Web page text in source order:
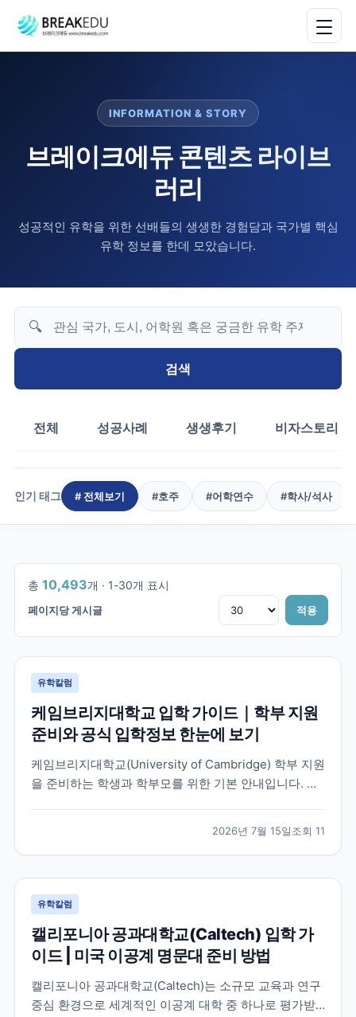
INFORMATION & STORY
브레이크에듀 콘텐츠 라이브
러리
성공적인 유학을 위한 선배들의 생생한 경험담과 국가별 핵심
유학 정보를 한데 모았습니다.
🔍
검색
전체 성공사례 생생후기 비자스토리
인기 태그 # 전체보기 #호주 #어학연수 #학사/석사
총 10,493개 · 1-30개 표시
페이지당 게시글 적용
1/350
유학칼럼
케임브리지대학교 입학 가이드｜학부 지원
준비와 공식 입학정보 한눈에 보기
케임브리지대학교(University of Cambridge) 학부 지원
을 준비하는 학생과 학부모를 위한 기본 안내입니다. 공
2026년 7월 15일조회 11
유학칼럼
캘리포니아 공과대학교(Caltech) 입학 가
이드 | 미국 이공계 명문대 준비 방법
캘리포니아 공과대학교(Caltech)는 소규모 교육과 연구
중심 환경으로 세계적인 이공계 대학 중 하나로 평가받